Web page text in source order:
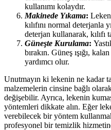
kullanımı kolaydır.
Makinede Yıkama:
kılıfını normal deterjanla
deterjan kullanarak,
Güneşte Kurulama:
bırakın. Güneş ışığı,
yardımcı olur.
Unutmayın ki lekenin ne kadar
malzemelerin cinsine bağlı
değişebilir. Ayrıca, lekenin
yöntemleri dikkate alın. Eğer
verebilecek bir yöntem
profesyonel bir temizlik